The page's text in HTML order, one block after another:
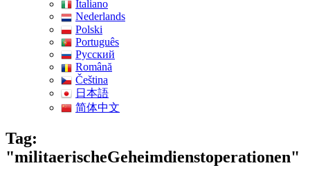
Italiano
Nederlands
Polski
Português
Pусский
Română
Čeština
日本語
简体中文
Tag:
"militaerischeGeheimdienstoperationen"